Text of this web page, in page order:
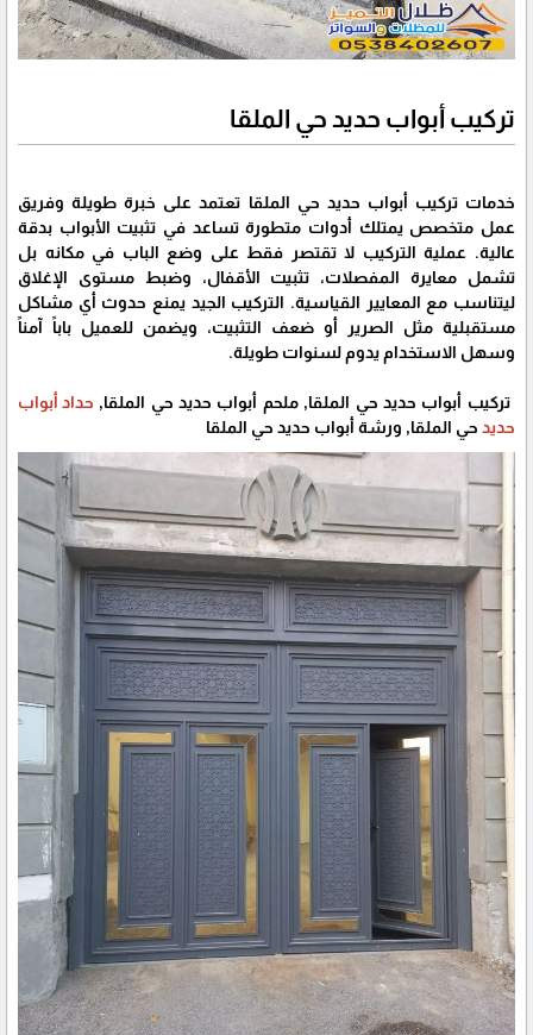
تركيب أبواب حديد حي الملقا
خدمات تركيب أبواب حديد حي الملقا تعتمد على خبرة طويلة وفريق
عمل متخصص يمتلك أدوات متطورة تساعد في تثبيت الأبواب بدقة
عالية. عملية التركيب لا تقتصر فقط على وضع الباب في مكانه بل
تشمل معايرة المفصلات، تثبيت الأقفال، وضبط مستوى الإغلاق
ليتناسب مع المعايير القياسية. التركيب الجيد يمنع حدوث أي مشاكل
مستقبلية مثل الصرير أو ضعف التثبيت، ويضمن للعميل باباً آمناً
وسهل الاستخدام يدوم لسنوات طويلة.
تركيب أبواب حديد حي الملقا, ملحم أبواب حديد حي الملقا, حداد أبواب
حديد حي الملقا, ورشة أبواب حديد حي الملقا